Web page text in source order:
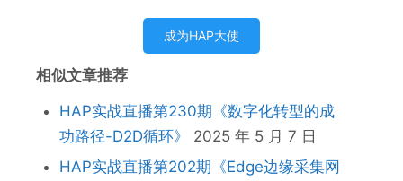
成为HAP大使
相似文章推荐
HAP实战直播第230期《数字化转型的成
功路径-D2D循环》
2025 年 5 月 7 日
HAP实战直播第202期《Edge边缘采集网